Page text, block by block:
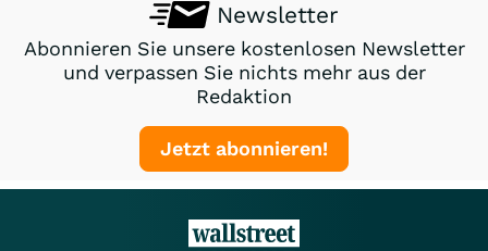
Newsletter
Abonnieren Sie unsere kostenlosen Newsletter
und verpassen Sie nichts mehr aus der
Redaktion
Jetzt abonnieren!